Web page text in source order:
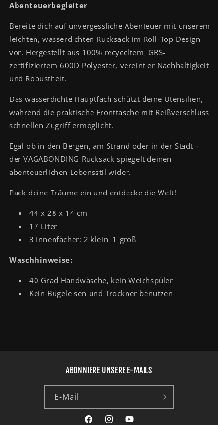
Abenteuerbegleiter
Bereite dich auf unvergessliche Abenteuer mit unserem
leichten, wasserdichten Rucksack im Roll-Top Design
vor. Hergestellt aus 100% recyceltem, GRS-
zertifiziertem 600D Polyester, vereint er Nachhaltigkeit
und Robustheit.
Das wasserdichte Hauptfach schützt deine Utensilien,
während die praktische Fronttasche mit Reißverschluss
schnellen Zugriff ermöglicht.
Egal ob in den Bergen, am Strand oder in der Stadt –
der VAGABONDING Rucksack spiegelt deinen
abenteuerlichen Lebensstil wider.
Pack deine Träume ein und entdecke die Welt!
44 x 28 x 14 cm
17 Liter
3 Innenfächer: 2 klein, 1 groß
Waschhinweise:
40 Grad Handwäsche, kein Weichspüler
Kein Bügeleisen und Trockner benutzen
ABONNIERE UNSERE E-MAILS
E-Mail